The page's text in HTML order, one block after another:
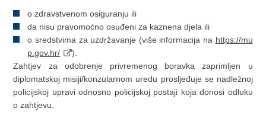
o zdravstvenom osiguranju ili
da nisu pravomoćno osuđeni za kaznena djela ili
o sredstvima za uzdržavanje (više informacija na https://mu
p.gov.hr/
).
Zahtjev za odobrenje privremenog boravka zaprimljen u
diplomatskoj misiji/konzularnom uredu prosljeđuje se nadležnoj
policijskoj upravi odnosno policijskoj postaji koja donosi odluku
o zahtjevu.